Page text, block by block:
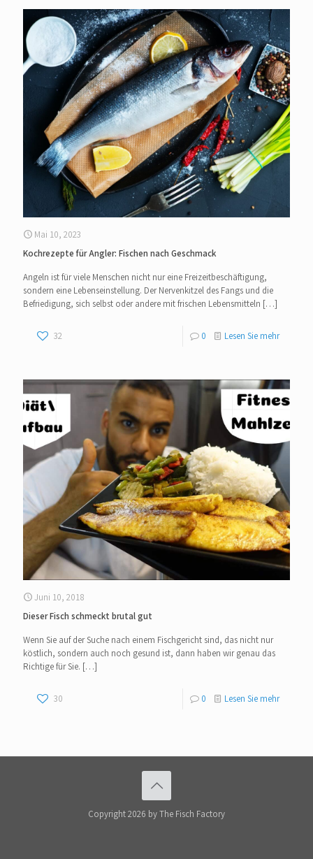
Mai 10, 2023
Kochrezepte für Angler: Fischen nach Geschmack
Angeln ist für viele Menschen nicht nur eine Freizeitbeschäftigung,
sondern eine Lebenseinstellung. Der Nervenkitzel des Fangs und die
Befriedigung, sich selbst oder andere mit frischen Lebensmitteln […]
32 0 Lesen Sie mehr
Juni 10, 2018
Dieser Fisch schmeckt brutal gut
Wenn Sie auf der Suche nach einem Fischgericht sind, das nicht nur
köstlich, sondern auch noch gesund ist, dann haben wir genau das
Richtige für Sie. […]
30 0 Lesen Sie mehr
Copyright 2026 by The Fisch Factory